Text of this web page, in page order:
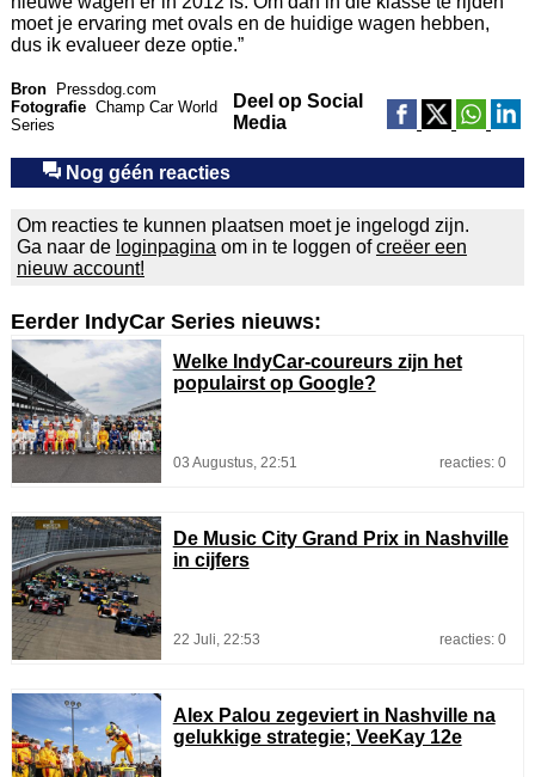
moet je ervaring met ovals en de huidige wagen hebben,
dus ik evalueer deze optie.”
Bron
Pressdog.com
Fotografie Champ Car World
Series
Deel op Social
Media
Nog géén reacties
Om reacties te kunnen plaatsen moet je ingelogd zijn.
Ga naar de loginpagina om in te loggen ofcreëer een
nieuw account!
Eerder IndyCar Series nieuws:
Welke IndyCar-coureurs zijn het
populairst op Google?
03 Augustus, 22:51 reacties: 0
De Music City Grand Prix in Nashville
in cijfers
22 Juli, 22:53 reacties: 0
Alex Palou zegeviert in Nashville na
gelukkige strategie; VeeKay 12e